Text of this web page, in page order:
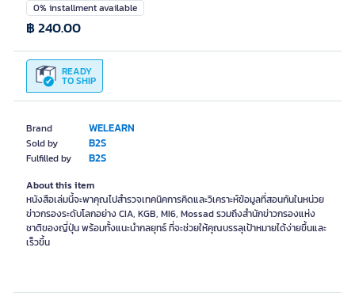
Brand WELEARN
Sold by B2S
Fulfilled by B2S
0% installment available
READY
TO SHIP
฿ 240.00
About this item
หนังสือเล่มนี้จะพาคุณไปสำรวจเทคนิคการคิดและวิเคราะห์ข้อมูลที่สอนกันในหน่วย
ข่าวกรองระดับโลกอย่าง CIA, KGB, MI6, Mossad รวมถึงสำนักข่าวกรองแห่ง
ชาติของญี่ปุ่น พร้อมทั้งแนะนำกลยุทธ์ ที่จะช่วยให้คุณบรรลุเป้าหมายได้ง่ายขึ้นและ
เร็วขึ้น